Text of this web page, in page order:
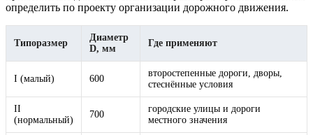
определить по проекту организации дорожного движения.
Типоразмер
Диаметр
D, мм
Где применяют
I (малый) 600
второстепенные дороги, дворы,
стеснённые условия
II
(нормальный)
700
городские улицы и дороги
местного значения